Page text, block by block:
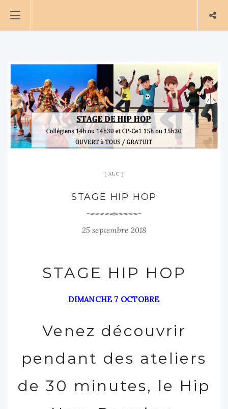
ALC
STAGE HIP HOP
25 septembre 2018
STAGE HIP HOP
DIMANCHE 7 OCTOBRE
Venez découvrir
pendant des ateliers
de 30 minutes, le Hip